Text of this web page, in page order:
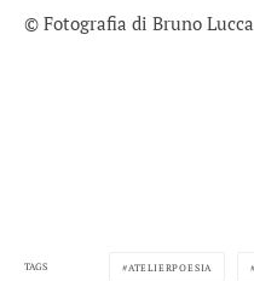
© Fotografia di Bruno Lucca
TAGS ATELIERPOESIA